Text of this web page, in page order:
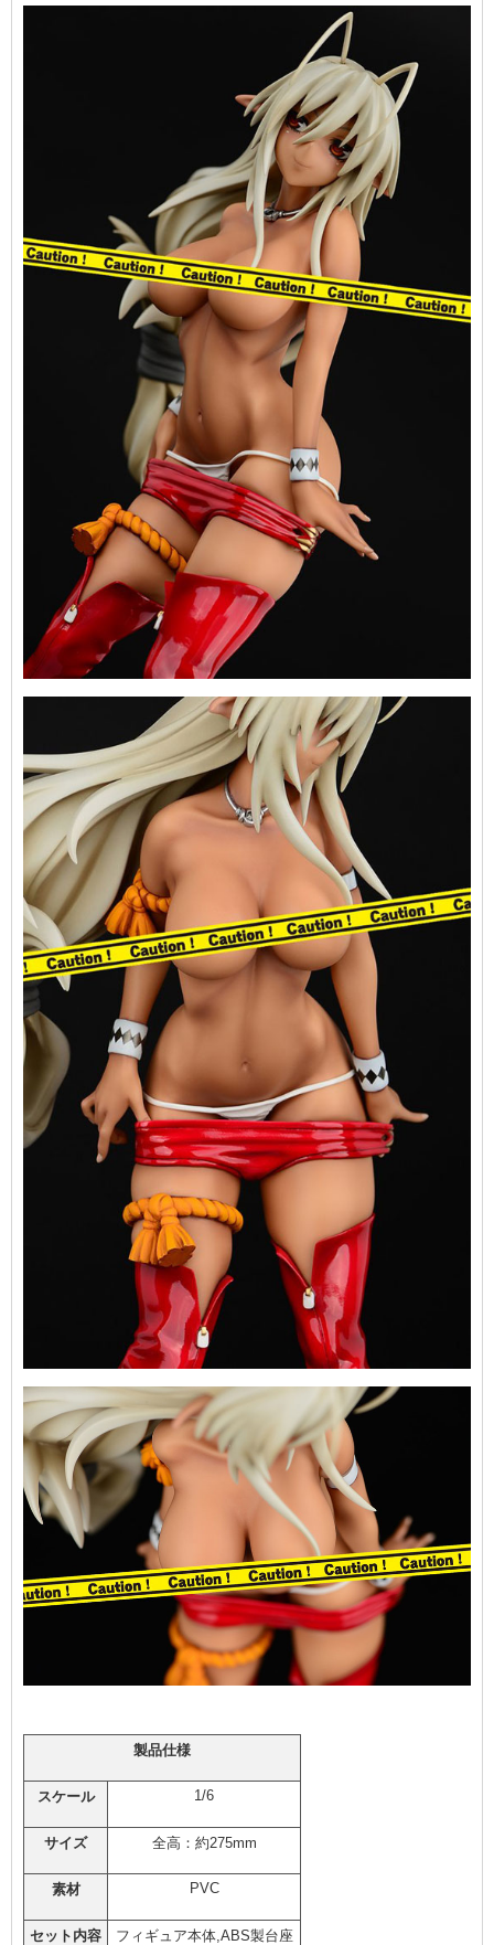
製品仕様
スケール 1/6
サイズ 全高：約275mm
素材 PVC
セット内容 フィギュア本体,ABS製台座